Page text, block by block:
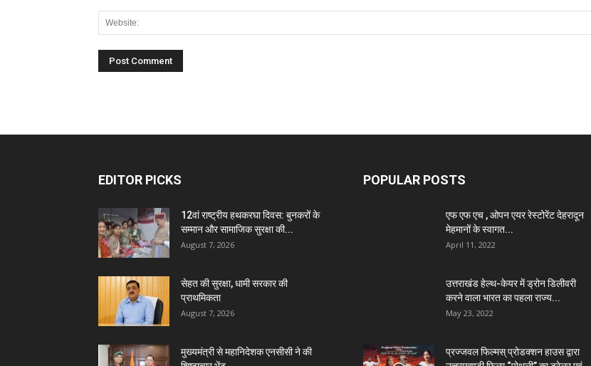
EDITOR PICKS
12वां राष्ट्रीय हथकरघा दिवस: बुनकरों के
सम्मान और सामाजिक सुरक्षा की...
August 7, 2026
सेहत की सुरक्षा, धामी सरकार की
प्राथमिकता
August 7, 2026
मुख्यमंत्री से महानिदेशक एनसीसी ने की
POPULAR POSTS
एफ एफ एच , ओपन एयर रेस्टोरेंट देहरादून
मेहमानों के स्वागत...
April 11, 2022
उत्तराखंड हेल्थ-केयर में ड्रोन डिलीवरी
करने वाला भारत का पहला राज्य...
May 23, 2022
प्रज्जवल फिल्मस् प्रोडक्शन हाउस द्वारा